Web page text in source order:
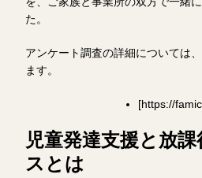
た。
アンケート調査の詳細については
ます。
[https://
児童発達支援と放
スとは